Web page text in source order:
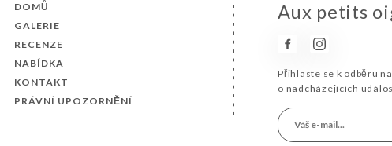
DOMŮ
GALERIE
RECENZE
NABÍDKA
KONTAKT
PRÁVNÍ UPOZORNĚNÍ
Aux petits
Přihlaste se k odběru
o nadcházejících